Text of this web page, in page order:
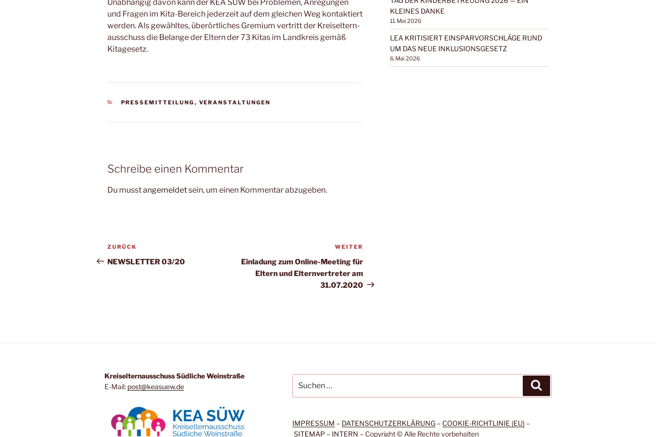
Unab­hän­gig davon kann der KEA SÜW bei Pro­ble­men, Anre­gun­gen
und Fra­gen im Kita-Bereich jeder­zeit auf dem glei­chen Weg kon­tak­tiert
wer­den. Als gewähl­tes, über­ört­li­ches Gre­mi­um ver­tritt der Kreis­eltern­
aus­schuss die Belan­ge der Eltern der 73 Kitas im Land­kreis gemäß
Kitagesetz.
KATEGORIEN
PRESSEMITTEILUNG , VERANSTALTUNGEN
Schreibe einen Kommentar
Du musstangemeldetsein, um einen Kommentar abzugeben.
Beitragsnavigation
Vorheriger
Beitrag
ZURÜCK
NEWSLETTER 03/20
Beitrag
WEITER
Einladung zum Online-Meeting für
Eltern und Elternvertreter am
31.07.2020
KLEINES DANKE
11. Mai 2026
LEA KRITISIERT EINSPARVORSCHLÄGE RUND
UM DAS NEUE INKLUSIONSGESETZ
6. Mai 2026
Kreis­eltern­aus­schuss Süd­li­che Weinstraße
E‑Mail: post@keasuew.de
nach:
IMPRESSUM – DATENSCHUTZERKLÄRUNG– COOKIE-RICHTLINIE (EU) –
SITEMAP – INTERN – Copy­right © Alle Rech­te vorbehalten